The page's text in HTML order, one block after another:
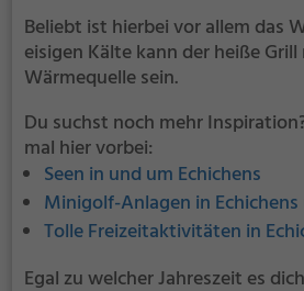
Beliebt ist hierbei vor allem das
eisigen Kälte kann der heiße
Wärmequelle sein.
Du suchst noch mehr
mal hier vorbei:
Seen in und um Echichens
Minigolf-Anlagen in
Tolle Freizeitaktivitäten in
Egal zu welcher Jahreszeit es